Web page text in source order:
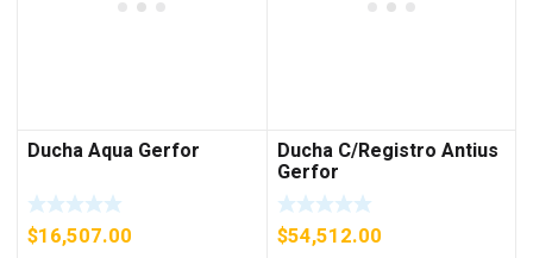
Ducha Aqua Gerfor
$16,507.00
Ducha C/Registro Antius
Gerfor
$54,512.00